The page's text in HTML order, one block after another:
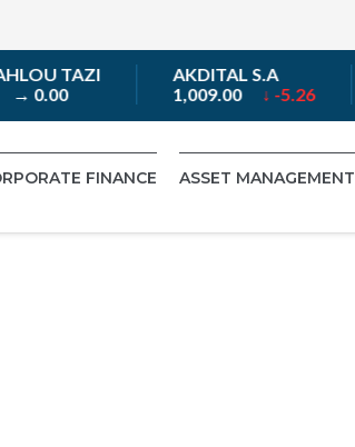
TAZI
0.00
AKDITAL S.A
1,009.00↓ -5.26
FINANCE ASSET MANAGEMENT